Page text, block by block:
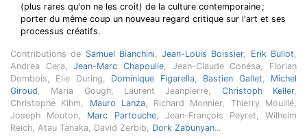
(plus rares qu'on ne les croit) de la culture contemporaine ;
porter du même coup un nouveau regard critique sur l'art et ses
processus créatifs.
Contributions de Samuel Bianchini,Jean-Louis Boissier, Erik Bullot,
Andrea Cera,Jean-Marc Chapoulie, Jean-Claude Conésa, Florian
Dombois, Elie During, Dominique Figarella, Bastien Gallet, Michel
Giroud, Maria Gough, Laurent Jeanpierre, Christoph Keller,
Christophe Kihm, Mauro Lanza, Richard Monnier, Thierry Mouillé,
Joseph Mouton, Marc Partouche, Jean-François Peyret, Wilhelm
Reich, Atau Tanaka, David Zerbib, Dork Zabunyan...